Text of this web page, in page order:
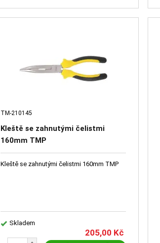
TM-210145
Kleště se zahnutými čelistmi
160mm TMP
Kleště se zahnutými čelistmi 160mm TMP
Skladem
205,00 Kč